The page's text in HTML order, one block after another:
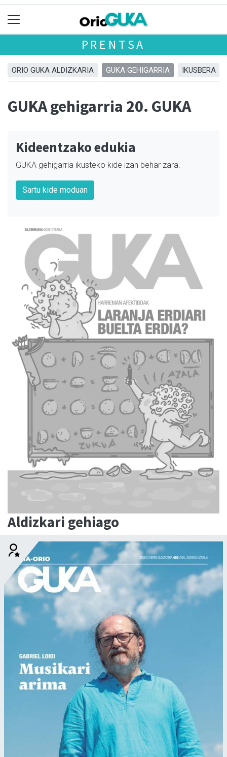
PRENTSA
ORIO GUKA ALDIZKARIA GUKA GEHIGARRIA IKUSBERA
GUKA gehigarria 20. GUKA
Kideentzako edukia
GUKA gehigarria ikusteko kide izan behar zara.
Sartu kide moduan
Aldizkari gehiago